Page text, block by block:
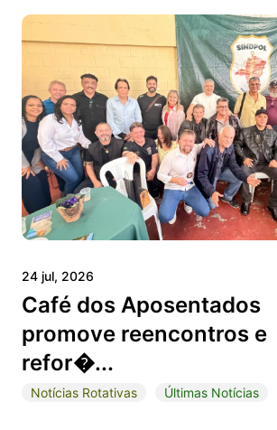
24 jul, 2026
Café dos Aposentados
promove reencontros e
refor�...
Notícias Rotativas Últimas Notícias